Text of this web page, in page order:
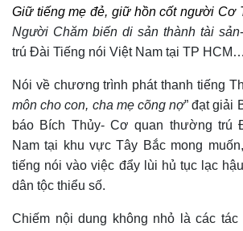
Giữ tiếng mẹ đẻ, giữ hồn cốt người Cơ
Người Chăm biến di sản thành tài sản-
trú Đài Tiếng nói Việt Nam tại TP HCM…
Nói về chương trình phát thanh tiếng
môn cho con, cha mẹ cõng nợ” đạt giải
báo Bích Thủy- Cơ quan thường trú
Nam tại khu vực Tây Bắc mong
tiếng nói vào việc đẩy lùi hủ tục lạc
dân tộc thiểu số.
Chiếm nội dung không nhỏ là các tác